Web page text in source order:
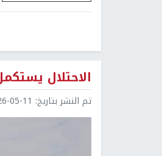
الاحتلال
تم النشر بتاريخ: 11 11:13